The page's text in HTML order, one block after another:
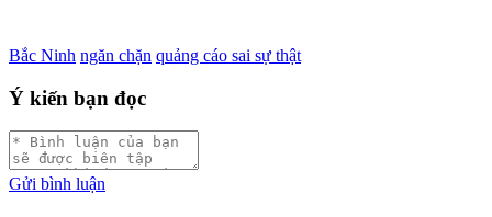
Bắc Ninh ngăn chặn quảng cáo sai sự thật
Ý kiến bạn đọc
Gửi bình luận